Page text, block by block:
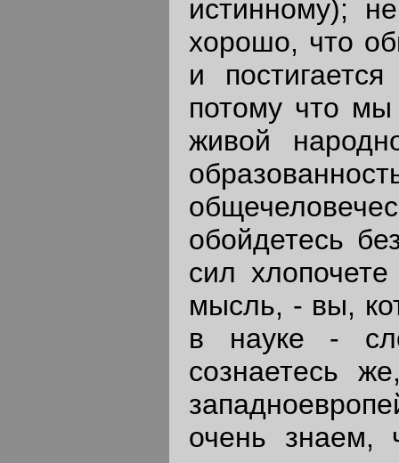
истинному);
хорошо, что
и
потому что
живой
обойдетесь
сил
мысль, - вы,
в науке -
сознаетесь
очень